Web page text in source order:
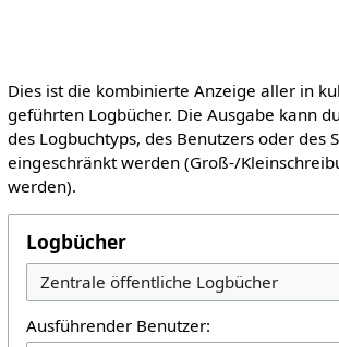
Dies ist die kombinierte Anzeige aller in
geführten Logbücher. Die Ausgabe kann
des Logbuchtyps, des Benutzers oder des
eingeschränkt werden (Groß-/
werden).
Logbücher
Ausführender Benutzer: